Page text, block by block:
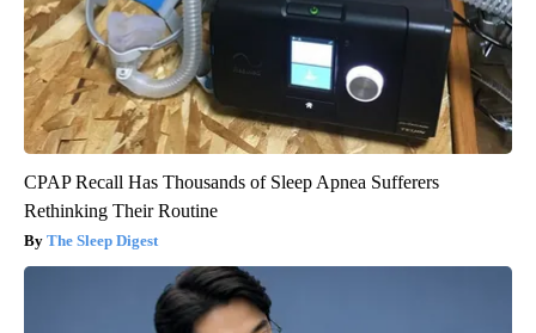
CPAP Recall Has Thousands of Sleep Apnea Sufferers
Rethinking Their Routine
The Sleep Digest